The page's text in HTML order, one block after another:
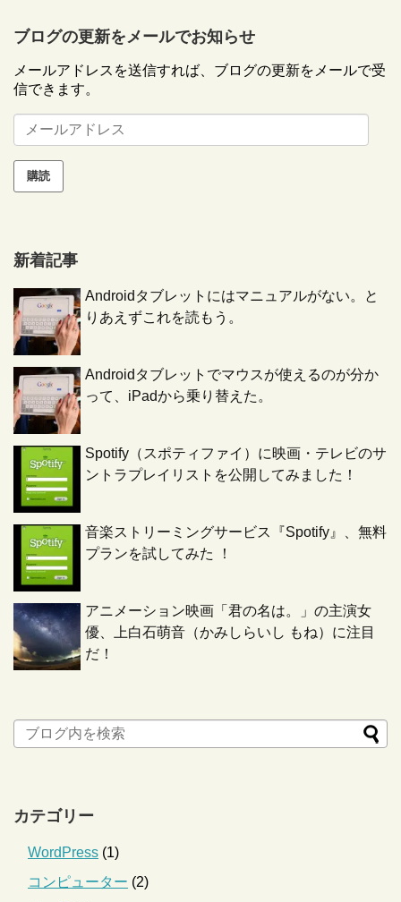
ブログの更新をメールでお知らせ
メールアドレスを送信すれば、ブログの更新をメールで受
信できます。
ー
ル
ア
ド
新着記事
Androidタブレットにはマニュアルがない。と
りあえずこれを読もう。
Androidタブレットでマウスが使えるのが分か
って、iPadから乗り替えた。
Spotify（スポティファイ）に映画・テレビのサ
ントラプレイリストを公開してみました！
音楽ストリーミングサービス『Spotify』、無料
プランを試してみた ！
アニメーション映画「君の名は。」の主演女
優、上白石萌音（かみしらいし もね）に注目
だ！
カテゴリー
WordPress (1)
コンピューター (2)